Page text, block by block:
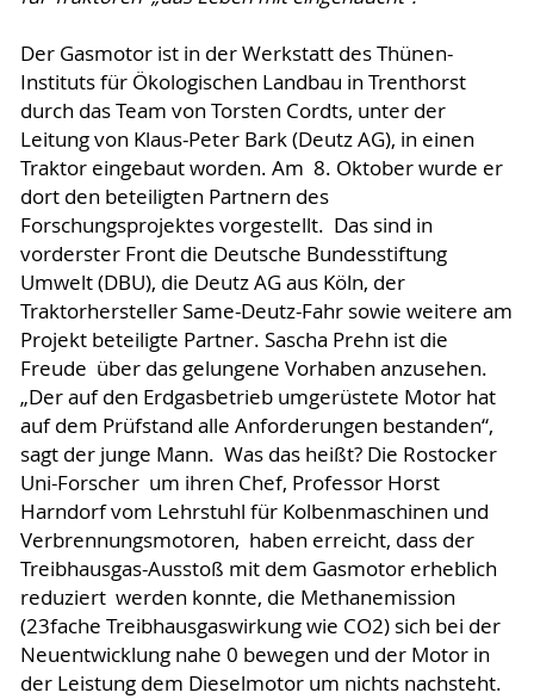
Der Gasmotor ist in der Werkstatt des Thünen-
Instituts für Ökologischen Landbau in Trenthorst
durch das Team von Torsten Cordts, unter der
Leitung von Klaus-Peter Bark (Deutz AG), in einen
Traktor eingebaut worden. Am 8. Oktober wurde er
dort den beteiligten Partnern des
Forschungsprojektes vorgestellt. Das sind in
vorderster Front die Deutsche Bundesstiftung
Umwelt (DBU), die Deutz AG aus Köln, der
Traktorhersteller Same-Deutz-Fahr sowie weitere am
Projekt beteiligte Partner. Sascha Prehn ist die
Freude über das gelungene Vorhaben anzusehen.
„Der auf den Erdgasbetrieb umgerüstete Motor hat
auf dem Prüfstand alle Anforderungen bestanden“,
sagt der junge Mann. Was das heißt? Die Rostocker
Uni-Forscher um ihren Chef, Professor Horst
Harndorf vom Lehrstuhl für Kolbenmaschinen und
Verbrennungsmotoren, haben erreicht, dass der
Treibhausgas-Ausstoß mit dem Gasmotor erheblich
reduziert werden konnte, die Methanemission
(23fache Treibhausgaswirkung wie CO2) sich bei der
Neuentwicklung nahe 0 bewegen und der Motor in
der Leistung dem Dieselmotor um nichts nachsteht.